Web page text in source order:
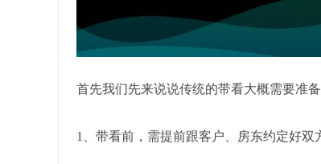
首先我们先来说说传统的带看大概需要准
1、带看前，需提前跟客户、房东约定好双